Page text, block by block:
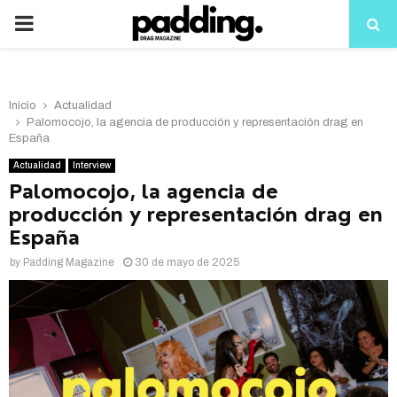
PRIMARY
Inicio
Actualidad
Palomocojo, la agencia de producción y representación drag en
España
Actualidad Interview
Palomocojo, la agencia de
producción y representación drag en
España
by Padding Magazine 30 de mayo de 2025